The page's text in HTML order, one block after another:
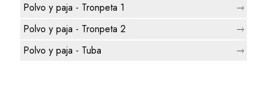
Polvo y paja - Tronpeta 1
Polvo y paja - Tronpeta 2
Polvo y paja - Tuba